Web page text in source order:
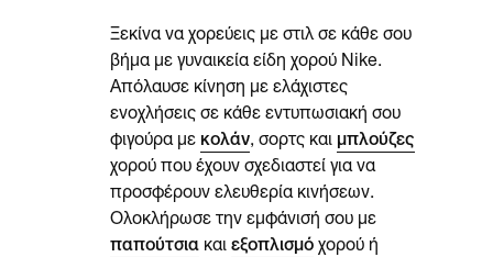
Ξεκίνα να χορεύεις με στιλ σε κάθε σου
βήμα με γυναικεία είδη χορού Nike.
Απόλαυσε κίνηση με ελάχιστες
ενοχλήσεις σε κάθε εντυπωσιακή σου
φιγούρα με κολάν, σορτς και μπλούζες
χορού που έχουν σχεδιαστεί για να
προσφέρουν ελευθερία κινήσεων.
Ολοκλήρωσε την εμφάνισή σου με
παπούτσια και εξοπλισμό χορού ή